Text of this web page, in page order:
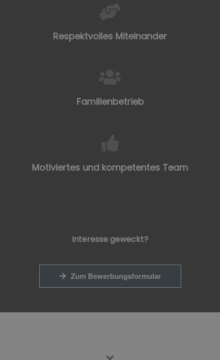
Respektvolles Miteinander
Familienbetrieb
Motiviertes und kompetentes Team
Interesse geweckt?
Zum Bewerbungsformular